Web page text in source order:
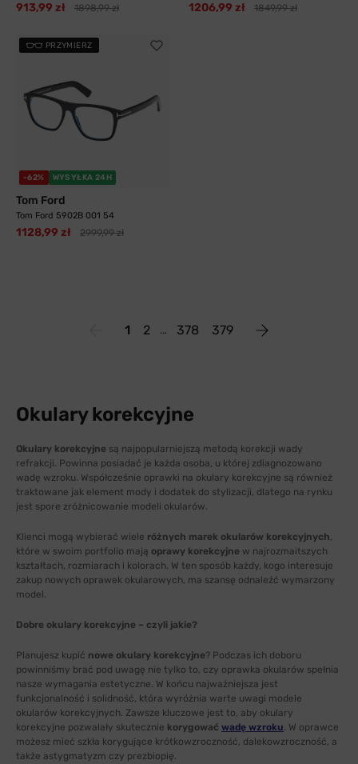
913,99 zł 1898,99 zł 1206,99 zł 1849,99 zł
PRZYMIERZ
-62% WYSYŁKA 24H
Tom Ford
Tom Ford 5902B 001 54
1128,99 zł 2999,99 zł
1 2 378 379
Okulary korekcyjne
Okulary korekcyjne są najpopularniejszą metodą korekcji wady
refrakcji. Powinna posiadać je każda osoba, u której zdiagnozowano
wadę wzroku. Współcześnie oprawki na okulary korekcyjne są również
traktowane jak element mody i dodatek do stylizacji, dlatego na rynku
jest spore zróżnicowanie modeli okularów.
Klienci mogą wybierać wiele różnych marek okularów korekcyjnych,
które w swoim portfolio mają oprawy korekcyjne w najrozmaitszych
kształtach, rozmiarach i kolorach. W ten sposób każdy, kogo interesuje
zakup nowych oprawek okularowych, ma szansę odnaleźć wymarzony
model.
Dobre okulary korekcyjne – czyli jakie?
Planujesz kupić nowe okulary korekcyjne? Podczas ich doboru
powinniśmy brać pod uwagę nie tylko to, czy oprawka okularów spełnia
nasze wymagania estetyczne. W końcu najważniejsza jest
funkcjonalność i solidność, która wyróżnia warte uwagi modele
okularów korekcyjnych. Zawsze kluczowe jest to, aby okulary
korekcyjne pozwalały skutecznie korygować wadę wzroku. W oprawce
możesz mieć szkła korygujące krótkowzroczność, dalekowzroczność, a
także astygmatyzm czy prezbiopię.